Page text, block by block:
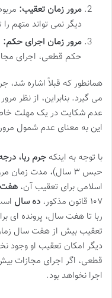
مرور زمان تعقیب:
دیگر نمی تواند متهم
مرور زمان اجرای حکم:
حکم قطعی، اجرای
همانطور که قبلاً اشاره شد،
می گیرد. بنابراین، از نظر
عدم شکایت در یک مهلت
این به معنای عدم شمول
با توجه به اینکه جرم ربا، درجه
اسلامی برای تعقیب آن،
۱۰۷ قانون مذکور،
ده سال
ربا تا هفت سال، پرونده ای
تعقیب بیش از هفت سال
دیگر امکان تعقیب او
قطعی، اگر اجرای مجازات
اجرا نخواهد بود.